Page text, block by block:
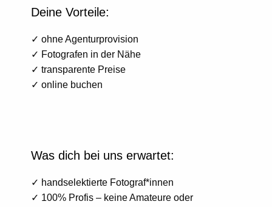
Deine Vorteile:
✓ ohne Agenturprovision
✓ Fotografen in der Nähe
✓ transparente Preise
✓ online buchen
Was dich bei uns erwartet:
✓ handselektierte Fotograf*innen
✓ 100% Profis – keine Amateure oder